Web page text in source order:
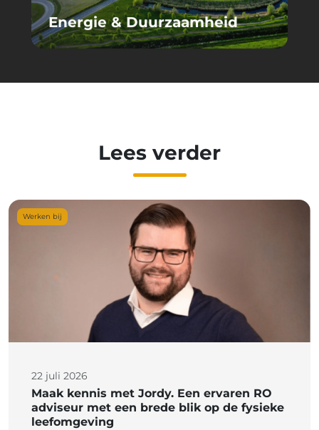
Energie & Duurzaamheid
Lees verder
Werken bij
22 juli 2026
Maak kennis met Jordy. Een ervaren RO
adviseur met een brede blik op de fysieke
leefomgeving